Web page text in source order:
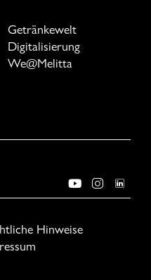
Getränkewelt
Digitalisierung
We@Melitta
Hinweise